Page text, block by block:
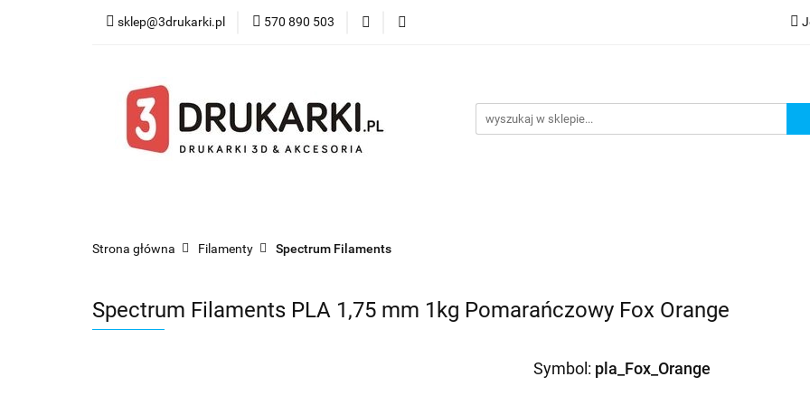
sklep@3drukarki.pl 570 890 503
Blog Bestsellery
Strona główna Filamenty Spectrum Filaments
Spectrum Filaments PLA 1,75 mm 1kg Pomarańczowy Fox Orange
Symbol: pla_Fox_Orange